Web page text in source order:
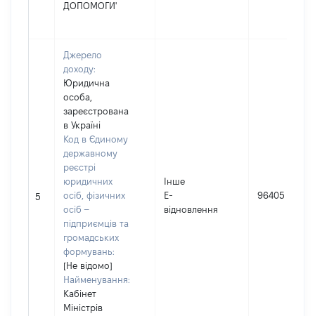
ДОПОМОГИ'
5
Джерело
доходу:
Юридична
особа,
зареєстрована
в Україні
Код в Єдиному
державному
реєстрі
юридичних
осіб, фізичних
осіб –
підприємців та
громадських
формувань:
[Не відомо]
Найменування:
Кабінет
Міністрів
Інше
Е-
відновлення
96405